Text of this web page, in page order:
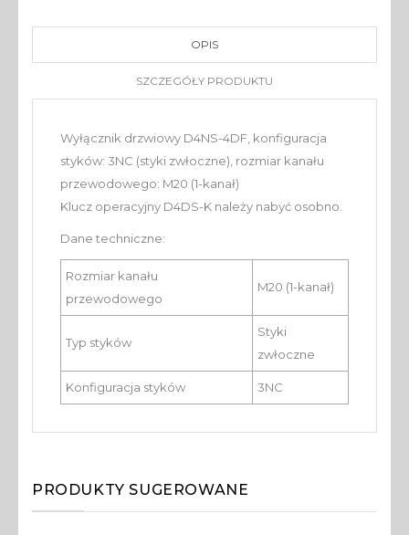
OPIS
SZCZEGÓŁY PRODUKTU
Wyłącznik drzwiowy D4NS-4DF, konfiguracja
styków: 3NC (styki zwłoczne), rozmiar kanału
przewodowego: M20 (1-kanał)
Klucz operacyjny D4DS-K należy nabyć osobno.
Dane techniczne:
Rozmiar kanału
przewodowego
M20 (1-kanał)
Typ styków
Styki
zwłoczne
Konfiguracja styków 3NC
PRODUKTY SUGEROWANE